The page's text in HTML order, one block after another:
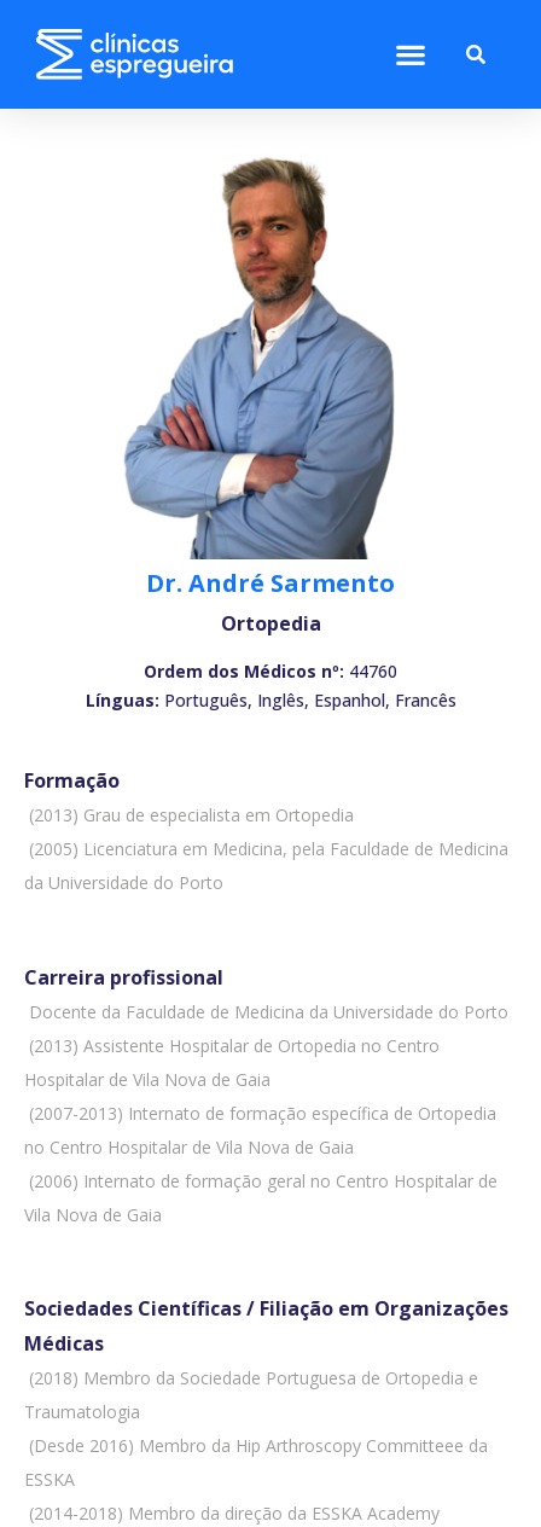
Dr. André Sarmento
Ortopedia
Ordem dos Médicos nº: 44760
Línguas: Português, Inglês, Espanhol, Francês
Formação
 (2013) Grau de especialista em Ortopedia
 (2005) Licenciatura em Medicina, pela Faculdade de Medicina
da Universidade do Porto
Carreira profissional
 Docente da Faculdade de Medicina da Universidade do Porto
 (2013) Assistente Hospitalar de Ortopedia no Centro
Hospitalar de Vila Nova de Gaia
 (2007-2013) Internato de formação específica de Ortopedia
no Centro Hospitalar de Vila Nova de Gaia
 (2006) Internato de formação geral no Centro Hospitalar de
Vila Nova de Gaia
Sociedades Científicas / Filiação em Organizações
Médicas
 (2018) Membro da Sociedade Portuguesa de Ortopedia e
Traumatologia
 (Desde 2016) Membro da Hip Arthroscopy Committeee da
ESSKA
 (2014-2018) Membro da direção da ESSKA Academy